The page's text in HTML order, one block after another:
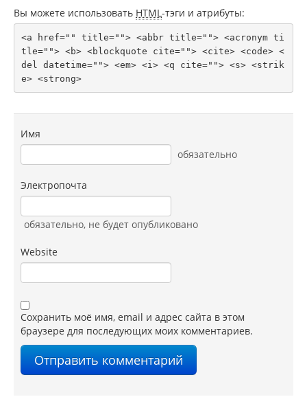
Вы можете использовать HTML-тэги и атрибуты:
<a href="" title=""> <abbr title=""> <acronym ti
tle=""> <b> <blockquote cite=""> <cite> <code> <
del datetime=""> <em> <i> <q cite=""> <s> <strik
e> <strong>
Имя
обязательно
Электропочта
обязательно, не будет опубликовано
Website
Сохранить моё имя, email и адрес сайта в этом
браузере для последующих моих комментариев.